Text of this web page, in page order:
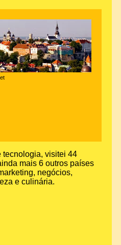
tecnologia, visitei 44
mais 6 outros países
negócios,
e culinária.